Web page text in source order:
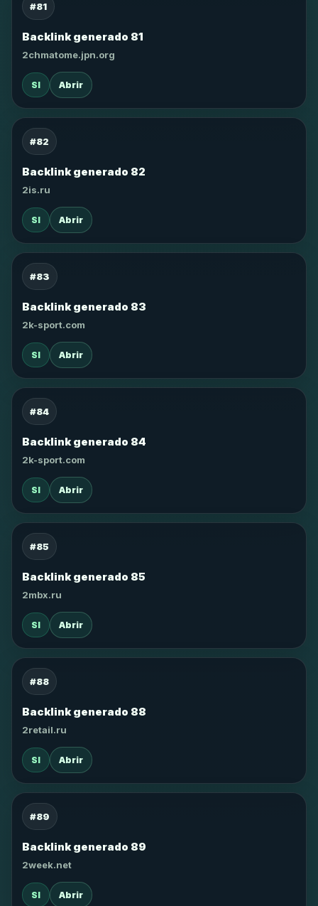
#81
Backlink generado 81
2chmatome.jpn.org
SI Abrir
#82
Backlink generado 82
2is.ru
SI Abrir
#83
Backlink generado 83
2k-sport.com
SI Abrir
#84
Backlink generado 84
2k-sport.com
SI Abrir
#85
Backlink generado 85
2mbx.ru
SI Abrir
#88
Backlink generado 88
2retail.ru
SI Abrir
#89
Backlink generado 89
2week.net
SI Abrir